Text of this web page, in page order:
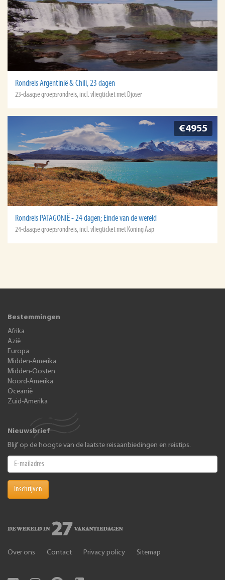
Rondreis Argentinië & Chili, 23 dagen
23-daagse groepsrondreis, incl. vliegticket met Djoser
€4955
Rondreis PATAGONIË - 24 dagen; Einde van de wereld
24-daagse groepsrondreis, incl. vliegticket met Koning Aap
Bestemmingen
Afrika
Azië
Europa
Midden-Amerika
Midden-Oosten
Noord-Amerika
Oceanië
Zuid-Amerika
Nieuwsbrief
Blijf op de hoogte van de laatste reisaanbiedingen en reistips.
Inschrijven
Over ons Contact Privacy policy Sitemap